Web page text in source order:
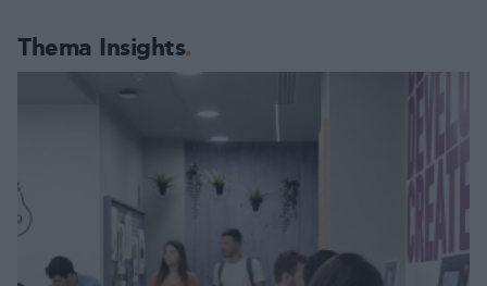
Thema Insights